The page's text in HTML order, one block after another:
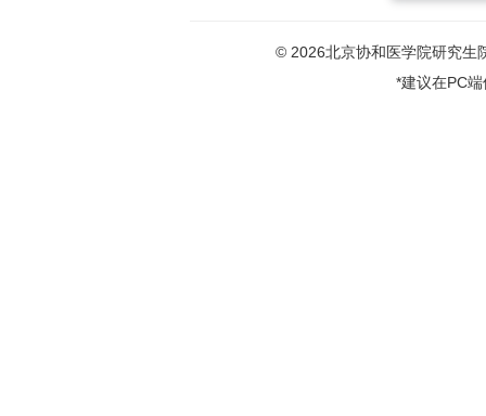
© 2026北京协和医学院研究生
*建议在PC